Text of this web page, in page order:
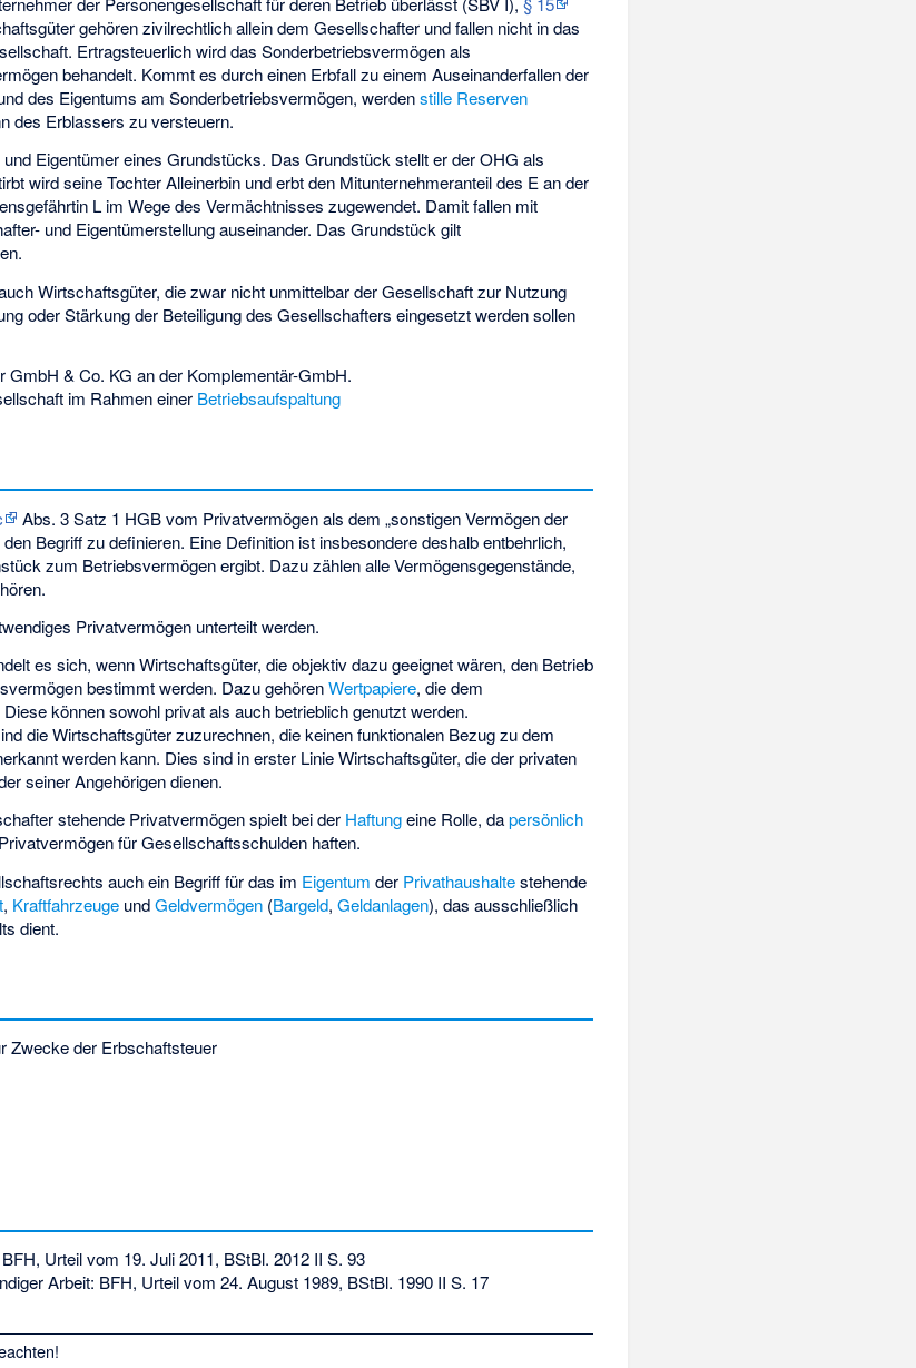
gehören zivilrechtlich allein dem Gesellschafter und fallen nicht in das
Ertragsteuerlich wird das Sonderbetriebsvermögen als
behandelt. Kommt es durch einen Erbfall zu einem Auseinanderfallen der
des Eigentums am Sonderbetriebsvermögen, werdenstille Reserven
des Erblassers zu versteuern.
Eigentümer eines Grundstücks. Das Grundstück stellt er der OHG als
wird seine Tochter Alleinerbin und erbt den Mitunternehmeranteil des E an der
L im Wege des Vermächtnisses zugewendet. Damit fallen mit
und Eigentümerstellung auseinander. Das Grundstück gilt
Wirtschaftsgüter, die zwar nicht unmittelbar der Gesellschaft zur Nutzung
oder Stärkung der Beteiligung des Gesellschafters eingesetzt werden sollen
GmbH & Co. KG an der Komplementär-GmbH.
im Rahmen einer Betriebsaufspaltung
Abs. 3 Satz 1 HGB vom Privatvermögen als dem „sonstigen Vermögen der
Begriff zu definieren. Eine Definition ist insbesondere deshalb entbehrlich,
zum Betriebsvermögen ergibt. Dazu zählen alle Vermögensgegenstände,
Privatvermögen unterteilt werden.
es sich, wenn Wirtschaftsgüter, die objektiv dazu geeignet wären, den Betrieb
bestimmt werden. Dazu gehörenWertpapiere, die dem
können sowohl privat als auch betrieblich genutzt werden.
die Wirtschaftsgüter zuzurechnen, die keinen funktionalen Bezug zu dem
werden kann. Dies sind in erster Linie Wirtschaftsgüter, die der privaten
seiner Angehörigen dienen.
stehende Privatvermögen spielt bei der Haftungeine Rolle, dapersönlich
für Gesellschaftsschulden haften.
auch ein Begriff für das im Eigentum der Privathaushaltestehende
, Kraftfahrzeuge undGeldvermögen (Bargeld,Geldanlagen), das ausschließlich
dient.
Zwecke der Erbschaftsteuer
Urteil vom 19. Juli 2011, BStBl. 2012 II S. 93
Arbeit: BFH, Urteil vom 24. August 1989, BStBl. 1990 II S. 17